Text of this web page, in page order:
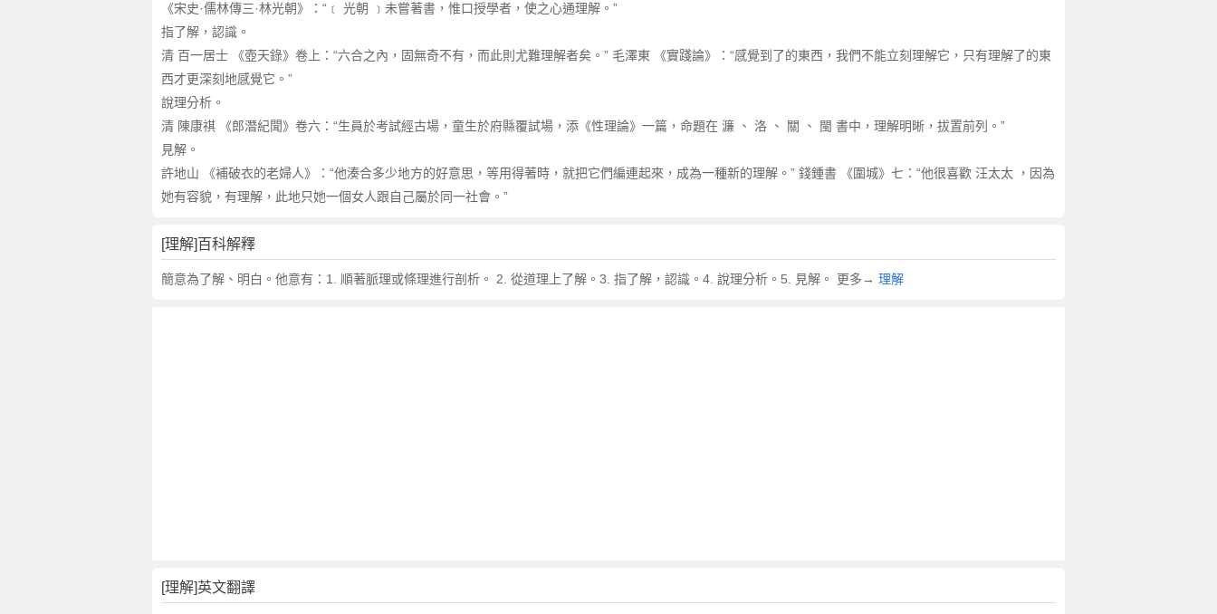
意
思
理
解
的
英
文
翻
譯
《宋史·儒林傳三·林光朝》：“﹝ 光朝 ﹞未嘗著書，惟口授學者，使之心通理解。”
指了解，認識。
清 百一居士 《壺天錄》卷上：“六合之內，固無奇不有，而此則尤難理解者矣。” 毛澤東 《實踐論》：“感覺到了的東西，我們不能立刻理解它，只有理解了的東
西才更深刻地感覺它。”
說理分析。
清 陳康祺 《郎潛紀聞》卷六：“生員於考試經古場，童生於府縣覆試場，添《性理論》一篇，命題在 濂 、 洛 、 關 、 閩 書中，理解明晰，拔置前列。”
見解。
許地山 《補破衣的老婦人》：“他湊合多少地方的好意思，等用得著時，就把它們編連起來，成為一種新的理解。” 錢鍾書 《圍城》七：“他很喜歡 汪太太 ，因為
她有容貌，有理解，此地只她一個女人跟自己屬於同一社會。”
[理解]百科解釋
簡意為了解、明白。他意有：1. 順著脈理或條理進行剖析。 2. 從道理上了解。3. 指了解，認識。4. 說理分析。5. 見解。 更多→ 理解
[理解]英文翻譯